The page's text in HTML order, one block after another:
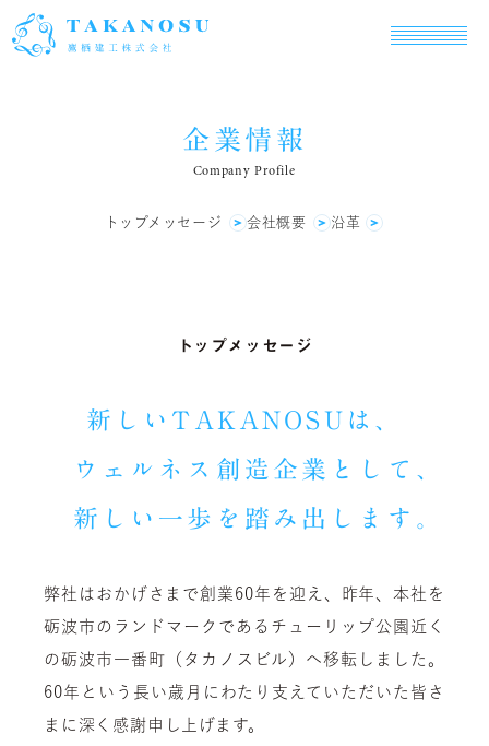
企業情報
Company Profile
トップメッセージ 会社概要 沿革
トップメッセージ
新しいTAKANOSUは、
ウェルネス創造企業として
新しい一歩を踏み出します
弊社はおかげさまで創業60年を迎え、昨年、本社を
砺波市のランドマークであるチューリップ公園近く
の砺波市一番町（タカノスビル）へ移転しました。
60年という長い歳月にわたり支えていただいた皆さ
まに深く感謝申し上げます。